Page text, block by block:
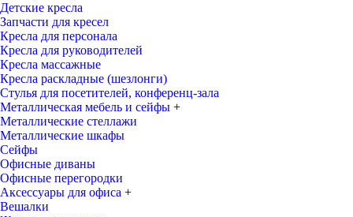
Детские кресла
Запчасти для кресел
Кресла для персонала
Кресла для руководителей
Кресла массажные
Кресла раскладные (шезлонги)
Стулья для посетителей, конференц-зала
Металлическая мебель и сейфы +
Металлические стеллажи
Металлические шкафы
Сейфы
Офисные диваны
Офисные перегородки
Аксессуары для офиса +
Вешалки